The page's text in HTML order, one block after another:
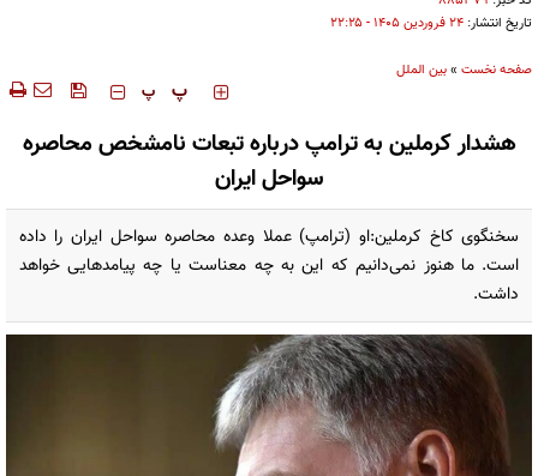
تاریخ انتشار: ۲۴ فروردين ۱۴۰۵ - ۲۲:۲۵
صفحه نخست »بین الملل
‍‍‍ پ پ
هشدار کرملین به ترامپ درباره تبعات نامشخص محاصره
سواحل ایران
سخنگوی کاخ کرملین:او (ترامپ) عملا وعده محاصره سواحل ایران را داده
است. ما هنوز نمی‌دانیم که این به چه معناست یا چه پیامدهایی خواهد
داشت.